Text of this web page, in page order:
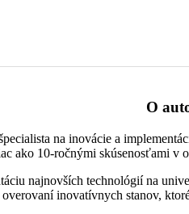
O
na inovácie a
ako 10-ročnými skúsenosťami v
najnovších technológií na
inovatívnych stanov,